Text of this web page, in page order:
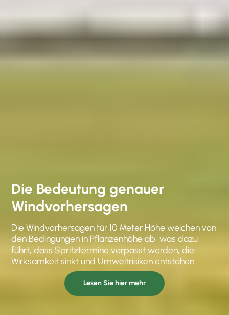
Die Bedeutung genauer
Windvorhersagen
Die Windvorhersagen für 10 Meter Höhe weichen von
den Bedingungen in Pflanzenhöhe ab, was dazu
führt, dass Spritztermine verpasst werden, die
Wirksamkeit sinkt und Umweltrisiken entstehen.
Lesen Sie hier mehr